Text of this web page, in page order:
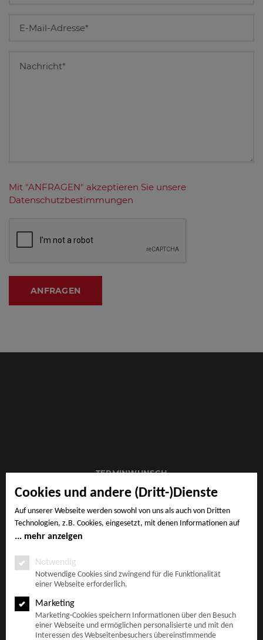
Cookies und andere (Dritt-)Dienste
Auf unserer Webseite werden sowohl von uns als auch von Dritten
Technologien, z.B. Cookies, eingesetzt, mit denen Informationen auf
Ihrem Endgerät gespeichert und/oder von Ihrem Endgerät abgerufen
Notwendige Cookies, Analyse-, Marketing- und Statistik-Cookies. Bei
den notwendigen Cookies handelt es sich um solche, die technisch
notwendig sind, um den von Ihnen gewünschten Dienst
bereitzustellen, die übrigen Cookies werden nur auf Grund einer von
Ihnen erteilten Einwilligung gesetzt. Die Einwilligung ist freiwillig.
Personen, die das 16. Lebensjahr noch nicht vollendet haben,
benötigen die Zustimmung der Sorgeberechtigten. Sie können Ihre
mehr anzeigen
Notwendig
Notwendige Cookies sind zwingend für die Funktionalität
einer Webseite erforderlich.
Marketing
Marketing-Cookies speichern Informationen über den Besuch
einer Webseite und ermöglichen personalisierte und mit den
Interessen des Webseitenbesuchers übereinstimmende
Mit "ANFRAGEN" akzeptieren Sie unsere
Datenschutzbestimmungen
ANFRAGEN
TERMINWUNSCH
IMPRESSUM
AGB
DATENSCHUTZ